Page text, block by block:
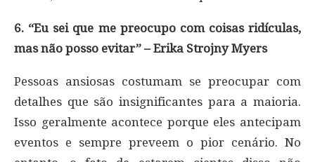
6. “Eu sei que me preocupo com coisas ridículas,
mas não posso evitar” – Erika Strojny Myers
Pessoas ansiosas costumam se preocupar com
detalhes que são insignificantes para a maioria.
Isso geralmente acontece porque eles antecipam
eventos e sempre preveem o pior cenário. No